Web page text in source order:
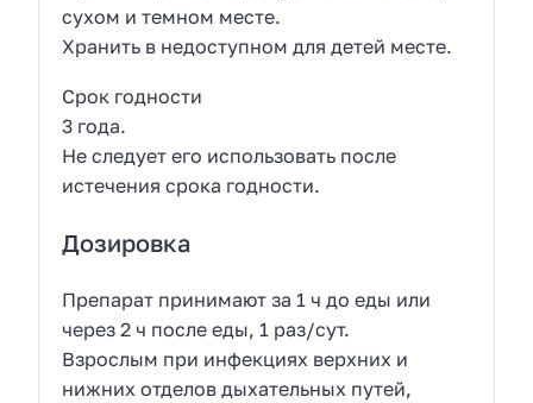
сухом и темном месте.
Хранить в недоступном для детей месте.
Срок годности
3 года.
Не следует его использовать после
истечения срока годности.
Дозировка
Препарат принимают за 1 ч до еды или
через 2 ч после еды, 1 раз/сут.
Взрослым при инфекциях верхних и
нижних отделов дыхательных путей,